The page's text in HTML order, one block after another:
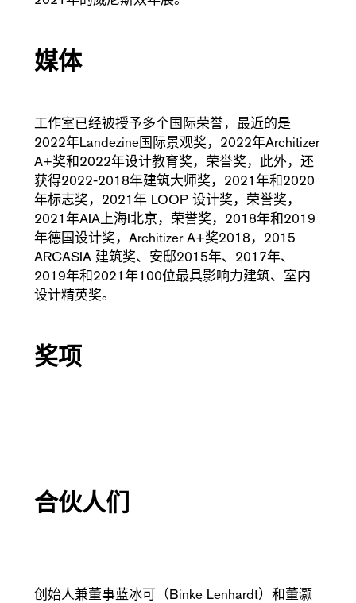
媒体
工作室已经被授予多个国际荣誉，最近的是
2022年Landezine国际景观奖，2022年Architizer
A+奖和2022年设计教育奖，荣誉奖，此外，还
获得2022-2018年建筑大师奖，2021年和2020
年标志奖，2021年 LOOP 设计奖，荣誉奖，
2021年AIA上海I北京，荣誉奖，2018年和2019
年德国设计奖，Architizer A+奖2018，2015
ARCASIA 建筑奖、安邸2015年、2017年、
2019年和2021年100位最具影响力建筑、室内
设计精英奖。
奖项
合伙人们
创始人兼董事蓝冰可（Binke Lenhardt）和董灏